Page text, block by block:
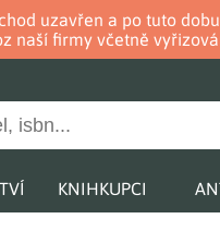
uzavřen a po tuto
naší firmy včetně
KNIHKUPCI